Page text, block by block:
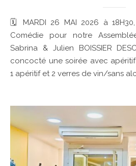
🗓 MARDI 26 MAI 2026 à 18H30, nous étions à la BD
Comédie pour notre
Sabrina & Julien BOISSIER
concocté une soirée avec
1 apéritif et 2 verres de vin/sans